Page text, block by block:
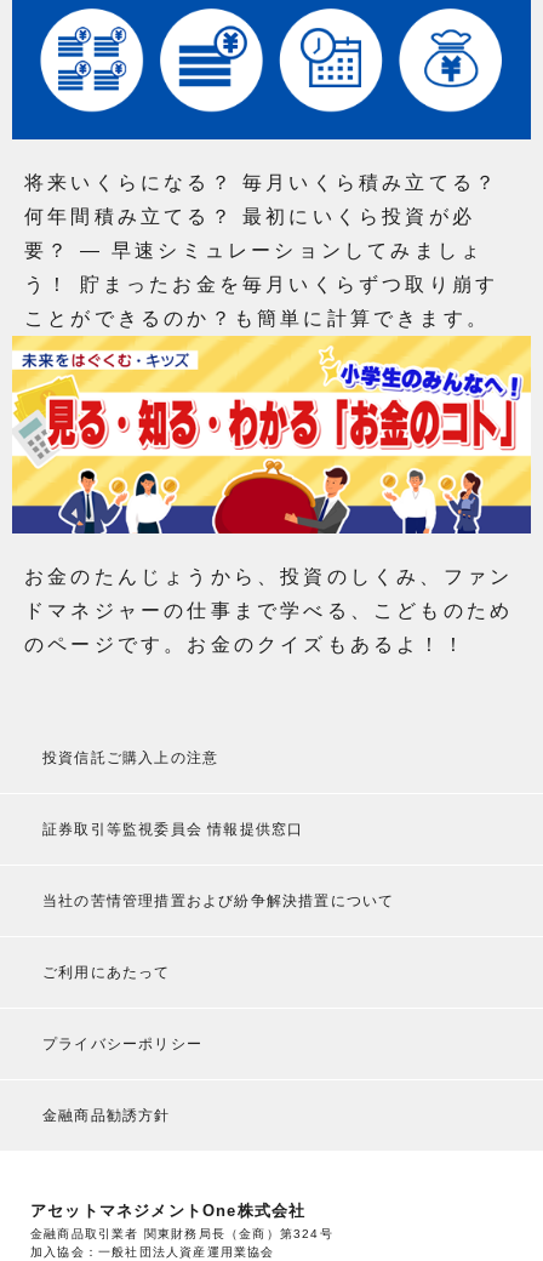
将来いくらになる？ 毎月いくら積み立てる？
何年間積み立てる？ 最初にいくら投資が必
要？ ― 早速シミュレーションしてみましょ
う！ 貯まったお金を毎月いくらずつ取り崩す
ことができるのか？も簡単に計算できます。
お金のたんじょうから、投資のしくみ、ファン
ドマネジャーの仕事まで学べる、こどものため
のページです。お金のクイズもあるよ！！
投資信託ご購入上の注意
証券取引等監視委員会 情報提供窓口
当社の苦情管理措置および紛争解決措置について
ご利用にあたって
プライバシーポリシー
金融商品勧誘方針
アセットマネジメントOne株式会社
金融商品取引業者 関東財務局長（金商）第324号
加入協会：一般社団法人資産運用業協会